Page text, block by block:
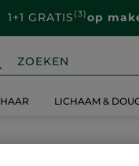
1+1 GRATIS (3)op
HAAR LICHAAM &